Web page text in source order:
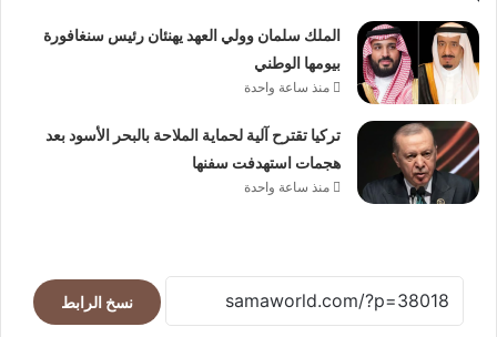
الملك سلمان وولي العهد يهنئان رئيس سنغافورة
بيومها الوطني
منذ ساعة واحدة
تركيا تقترح آلية لحماية الملاحة بالبحر الأسود بعد
هجمات استهدفت سفنها
منذ ساعة واحدة
نسخ الرابط